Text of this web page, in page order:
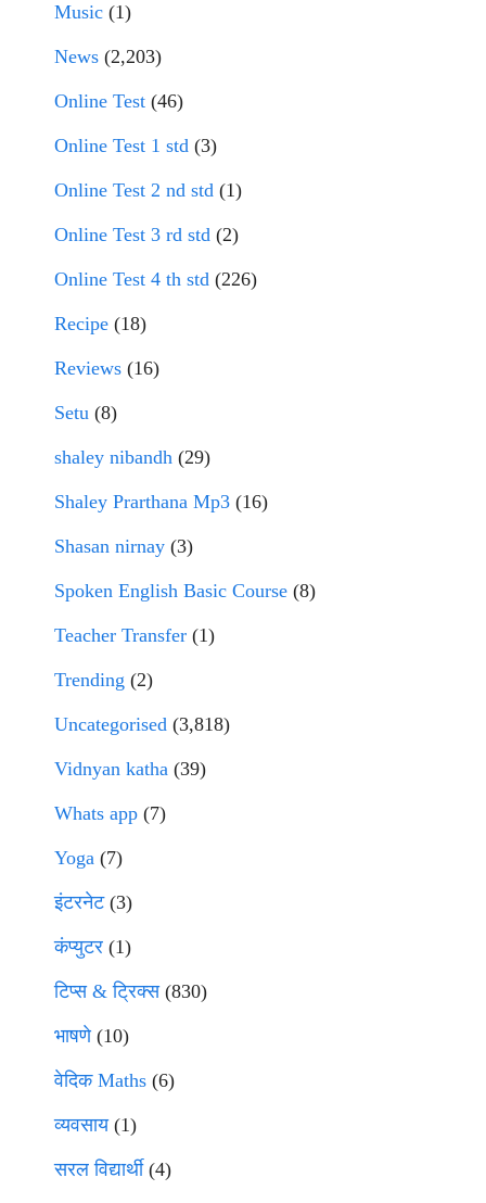
Music (1)
News (2,203)
Online Test (46)
Online Test 1 std (3)
Online Test 2 nd std (1)
Online Test 3 rd std (2)
Online Test 4 th std (226)
Recipe (18)
Reviews (16)
Setu (8)
shaley nibandh (29)
Shaley Prarthana Mp3 (16)
Shasan nirnay (3)
Spoken English Basic Course (8)
Teacher Transfer (1)
Trending (2)
Uncategorised (3,818)
Vidnyan katha (39)
Whats app (7)
Yoga (7)
इंटरनेट(3)
कंप्युटर (1)
टिप्स & ट्रिक्स(830)
भाषणे(10)
वेदिक Maths (6)
व्यवसाय(1)
सरल विद्यार्थी(4)